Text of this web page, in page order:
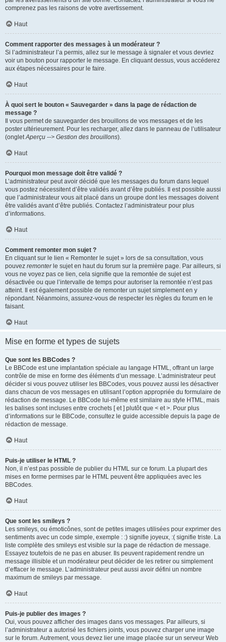
comprenez pas les raisons de votre avertissement.
Haut
Comment rapporter des messages à un modérateur ?
Si l’administrateur l’a permis, allez sur le message à signaler et vous devriez
voir un bouton pour rapporter le message. En cliquant dessus, vous accéderez
aux étapes nécessaires pour le faire.
Haut
À quoi sert le bouton « Sauvegarder » dans la page de rédaction de
message ?
Il vous permet de sauvegarder des brouillons de vos messages et de les
poster ultérieurement. Pour les recharger, allez dans le panneau de l’utilisateur
(ongletAperçu --> Gestion des brouillons).
Haut
Pourquoi mon message doit être validé ?
L’administrateur peut avoir décidé que les messages du forum dans lequel
vous postez nécessitent d’être validés avant d’être publiés. Il est possible aussi
que l’administrateur vous ait placé dans un groupe dont les messages doivent
être validés avant d’être publiés. Contactez l’administrateur pour plus
d’informations.
Haut
Comment remonter mon sujet ?
En cliquant sur le lien « Remonter le sujet » lors de sa consultation, vous
pouvez remonterle sujet en haut du forum sur la première page. Par ailleurs, si
vous ne voyez pas ce lien, cela signifie que la remontée de sujet est
désactivée ou que l’intervalle de temps pour autoriser la remontée n’est pas
atteint. Il est également possible de remonter un sujet simplement en y
répondant. Néanmoins, assurez-vous de respecter les règles du forum en le
faisant.
Haut
Mise en forme et types de sujets
Que sont les BBCodes ?
Le BBCode est une implantation spéciale au langage HTML, offrant un large
contrôle de mise en forme des éléments d’un message. L’administrateur peut
décider si vous pouvez utiliser les BBCodes, vous pouvez aussi les désactiver
dans chacun de vos messages en utilisant l’option appropriée du formulaire de
rédaction de message. Le BBCode lui-même est similaire au style HTML, mais
les balises sont incluses entre crochets [ et ] plutôt que < et >. Pour plus
d’informations sur le BBCode, consultez le guide accessible depuis la page de
rédaction de message.
Haut
Puis-je utiliser le HTML ?
Non, il n’est pas possible de publier du HTML sur ce forum. La plupart des
mises en forme permises par le HTML peuvent être appliquées avec les
BBCodes.
Haut
Que sont les smileys ?
Les smileys, ou émoticônes, sont de petites images utilisées pour exprimer des
sentiments avec un code simple, exemple : :) signifie joyeux, :( signifie triste. La
liste complète des smileys est visible sur la page de rédaction de message.
Essayez toutefois de ne pas en abuser. Ils peuvent rapidement rendre un
message illisible et un modérateur peut décider de les retirer ou simplement
d’effacer le message. L’administrateur peut aussi avoir défini un nombre
maximum de smileys par message.
Haut
Puis-je publier des images ?
Oui, vous pouvez afficher des images dans vos messages. Par ailleurs, si
l’administrateur a autorisé les fichiers joints, vous pouvez charger une image
sur le forum. Autrement, vous devez lier une image placée sur un serveur Web